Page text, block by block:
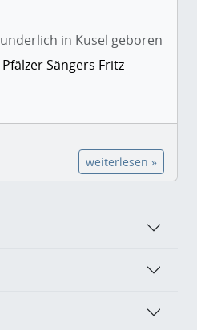
in Kusel geboren
Sängers Fritz
weiterlesen »